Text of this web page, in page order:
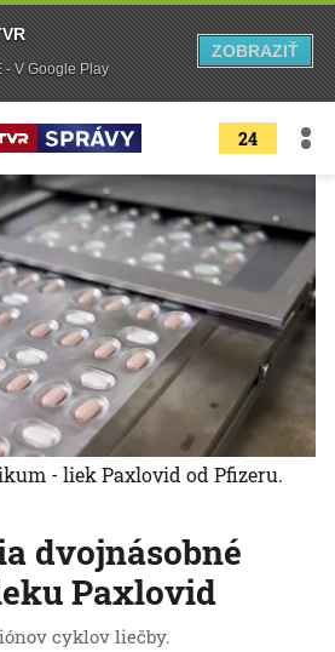
24
dvojnásobné
Paxlovid
cyklov liečby.
- liek Paxlovid od Pfizeru.
- V Google Play
ZOBRAZIŤ